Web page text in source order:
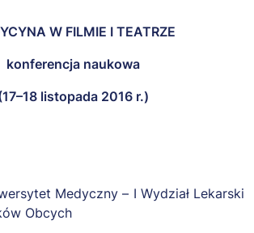
W FILMIE I TEATRZE
konferencja naukowa
listopada 2016 r.)
Medyczny – I Wydział Lekarski
Obcych